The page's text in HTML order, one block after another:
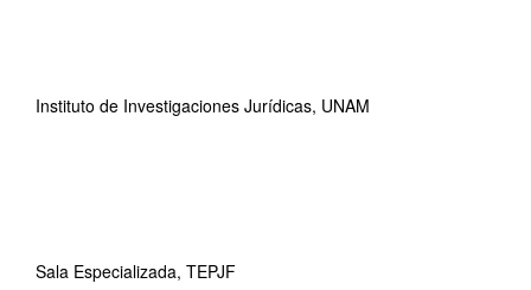
Instituto de Investigaciones Jurídicas, UNAM
Sala Especializada, TEPJF